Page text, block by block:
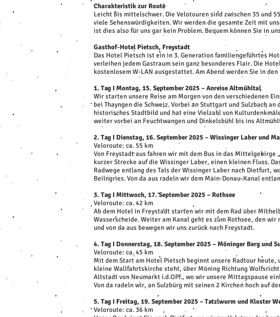
Charakteristik zur Route
Leicht bis mittelschwer. Die Velotouren sind zwischen 35 und
viele Sehenswürdigkeiten. Wir werden die gesamte Zeit mit
ist dies also für uns gar kein Problem. Bequem können Sie in
Gasthof-Hotel Pietsch, Freystadt
Das Hotel Pietsch ist ein in 3. Generation familiengeführtes
verleihen jedem Gastraum sein ganz besonderes Flair. Die
kostenlosem W-LAN ausgestattet. Am Abend werden Sie in
1. Tag I Montag, 15. September 2025 – Anreise Altmühltal
Wir starten unsere Reise am Morgen von den verschiedenen
bei Thayngen die Schweiz. Vorbei an Stuttgart und Sulzbach
historisches Stadtbild und hat eine Vielzahl von
weiter vorbei an Feuchtwangen und Dinkelsbühl bis ins
2. Tag I Dienstag, 16. September 2025 – Wissinger Laber und
Veloroute: ca. 55 km
Von Freystadt aus fahren wir mit dem Bus in das Mittelgebirge
kurzer Strecke auf die Wissinger Laber, einen kleinen Fluss.
Radwege entlang des Tals der Wissinger Laber nach Dietfurt,
Beilngries. Von da aus radeln wir dem Main-Donau-Kanal
3. Tag I Mittwoch, 17. September 2025 – Rothsee
Veloroute: ca. 42 km
Ab dem Hotel in Freystadt starten wir mit dem Rad über
Wasserscheide. Weiter am Kanal geht es zum Rothsee, den
und von da aus bewegen wir uns zurück nach Freystadt.
4. Tag I Donnerstag, 18. September 2025 – Möninger Berg und
Veloroute: ca. 45 km
Mit dem Start am Hotel Pietsch beginnt unsere Radtour heute,
kleine Wallfahrtskirche steht, über Möning Richtung
Altstadt von Neumarkt i.d.OPf., wo wir unsere Mittagspause
Von da radeln wir, an Sulzbürg mit seinen 2 Kirchen hoch auf
5. Tag I Freitag, 19. September 2025 – Tatzlwurm und Kloster
Veloroute: ca. 36 km